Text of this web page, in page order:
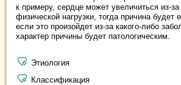
к примеру, сердце может увеличиться из-
физической нагрузки, тогда причина будет
если это произойдет из-за какого-либо
характер причины будет патологическим.
Этиология
Классификация